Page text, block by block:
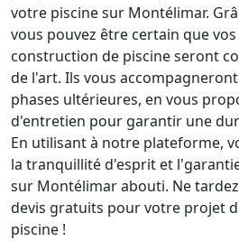
votre piscine sur Montélimar.
vous pouvez être certain que
construction de piscine seront
de l'art. Ils vous
phases ultérieures, en vous
d'entretien pour garantir une
En utilisant à notre plateforme,
la tranquillité d'esprit et
sur Montélimar abouti. Ne
devis gratuits pour votre projet
piscine !